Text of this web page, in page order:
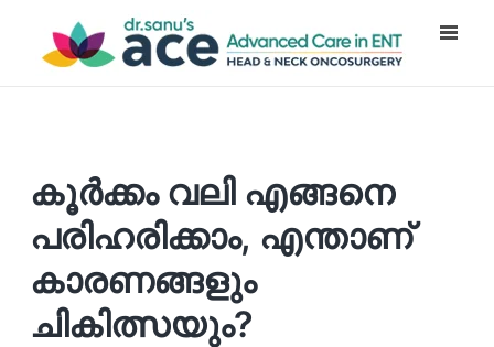
കൂർക്കം വലി എങ്ങനെ
പരിഹരിക്കാം, എന്താണ്
കാരണങ്ങളും
ചികിത്സയും?